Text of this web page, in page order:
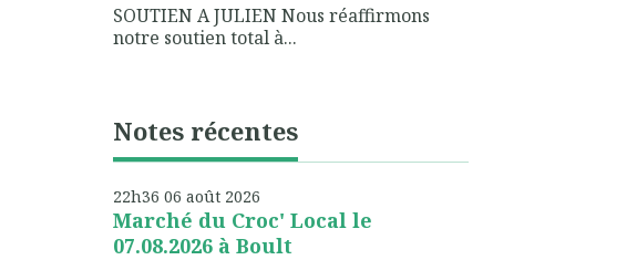
SOUTIEN A JULIEN Nous réaffirmons
notre soutien total à...
Notes récentes
22h36 06 août 2026
Marché du Croc' Local le
07.08.2026 à Boult